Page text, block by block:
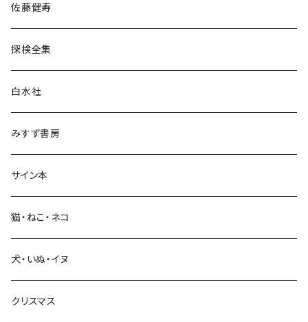
民族・風習
言語・ことば
生活・暮らし
芸術・絵画・写真
佐藤健寿
探検全集
白水社
みすず書房
サイン本
猫・ねこ・ネコ
犬・いぬ・イヌ
クリスマス